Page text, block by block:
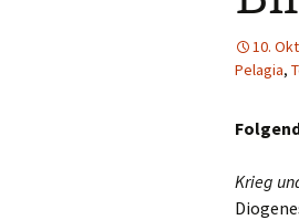
10.
Pelagia,
Krieg